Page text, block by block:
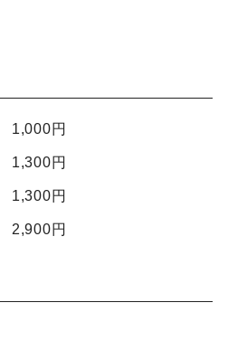
1,000円
1,300円
1,300円
2,900円